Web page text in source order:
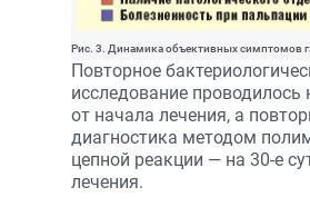
Рис. 3. Динамика объективных симптомов
Повторное
исследование проводилось
от начала лечения, а
диагностика методом
цепной реакции — на 30-е
лечения.